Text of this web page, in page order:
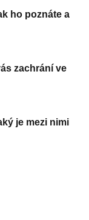
ho poznáte a
zachrání ve
je mezi nimi